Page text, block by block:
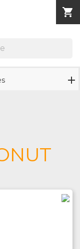
shopping_cart